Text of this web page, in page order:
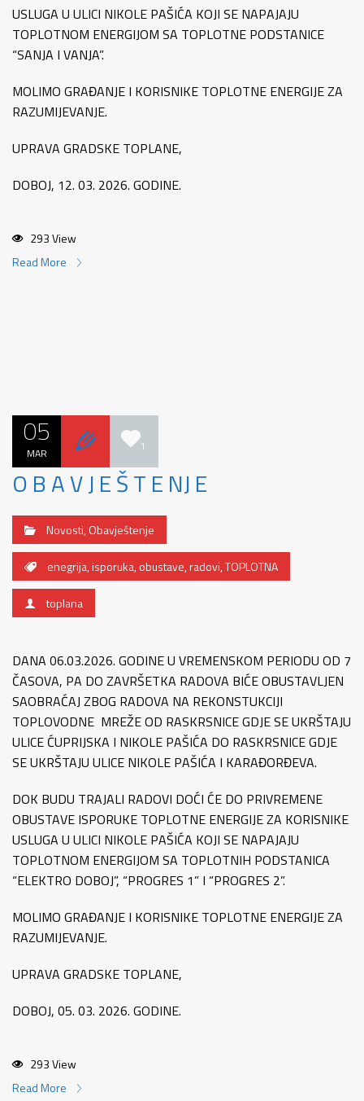
USLUGA U ULICI NIKOLE PAŠIĆA KOJI SE NAPAJAJU
TOPLOTNOM ENERGIJOM SA TOPLOTNE PODSTANICE
“SANJA I VANJA”.
MOLIMO GRAĐANJE I KORISNIKE TOPLOTNE ENERGIJE ZA
RAZUMIJEVANJE.
UPRAVA GRADSKE TOPLANE,
DOBOJ, 12. 03. 2026. GODINE.
293 View
Read More
05
MAR 1
O B A V J E Š T E NJ E
Novosti,Obavještenje
enegrija,isporuka,obustave,radovi,TOPLOTNA
toplana
DANA 06.03.2026. GODINE U VREMENSKOM PERIODU OD 7
ČASOVA, PA DO ZAVRŠETKA RADOVA BIĆE OBUSTAVLJEN
SAOBRAĆAJ ZBOG RADOVA NA REKONSTUKCIJI
TOPLOVODNE MREŽE OD RASKRSNICE GDJE SE UKRŠTAJU
ULICE ĆUPRIJSKA I NIKOLE PAŠIĆA DO RASKRSNICE GDJE
SE UKRŠTAJU ULICE NIKOLE PAŠIĆA I KARAĐORĐEVA.
DOK BUDU TRAJALI RADOVI DOĆI ĆE DO PRIVREMENE
OBUSTAVE ISPORUKE TOPLOTNE ENERGIJE ZA KORISNIKE
USLUGA U ULICI NIKOLE PAŠIĆA KOJI SE NAPAJAJU
TOPLOTNOM ENERGIJOM SA TOPLOTNIH PODSTANICA
“ELEKTRO DOBOJ”, “PROGRES 1” I “PROGRES 2”.
MOLIMO GRAĐANJE I KORISNIKE TOPLOTNE ENERGIJE ZA
RAZUMIJEVANJE.
UPRAVA GRADSKE TOPLANE,
DOBOJ, 05. 03. 2026. GODINE.
293 View
Read More